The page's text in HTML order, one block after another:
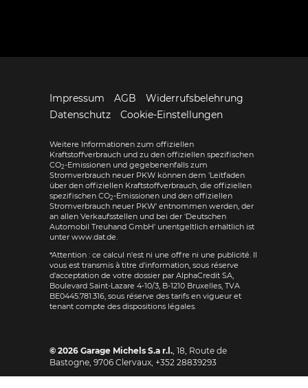
Impressum AGB
Widerrufsbelehrung
Datenschutz
Cookie-Einstellungen
Weitere Informationen zum offiziellen
Kraftstoffverbrauch und zu den offiziellen spezifischen
CO2-Emissionen und gegebenenfalls zum
Stromverbrauch neuer PKW können dem 'Leitfaden
über den offiziellen Kraftstoffverbrauch, die offiziellen
spezifischen CO2-Emissionen und den offiziellen
Stromverbrauch neuer PKW' entnommen werden, der
an allen Verkaufsstellen und bei der 'Deutschen
Automobil Treuhand GmbH' unentgeltlich erhältlich ist
unter www.dat.de.
*Attention : ce calcul n'est ni une offre ni une publicité. Il
vous est transmis à titre d'information, sous réserve
d'acceptation de votre dossier par AlphaCredit SA,
Boulevard Saint-Lazare 4-10/3, B-1210 Bruxelles, TVA
BE0445.781.316, sous réserve des tarifs en vigueur et
tenant compte des dispositions légales.
© 2026 Garage Michels S.a r.l., 18, Route de
Bastogne, 9706 Clervaux, +352 28839293